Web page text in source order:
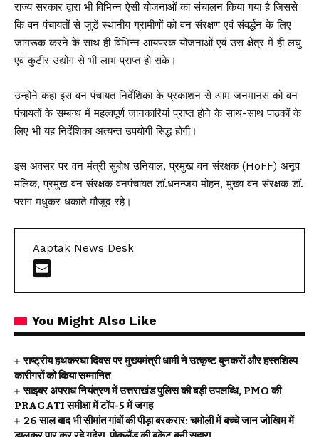
राज्य सरकार द्वारा भी विभिन्न ऐसी योजनाओं का संचालन किया गया है जिससे
कि वन पंचायतों से जुडें स्थानीय ग्रामीणों को वन संरक्षण एवं संवर्द्धन के लिए
जागरूक करने के साथ ही विभिन्न आयपरक योजनाओं एवं उस क्षेत्र में ही लघु
एवं कुटीर उद्योग से भी लाभ प्राप्त हो सके।
उन्होंने कहा इस वन पंचायत निर्देशिका के प्रकाशन से आम जनमानस को वन
पंचायतों के सम्बन्ध में महत्वपूर्ण जानकारियां प्राप्त होने के साथ-साथ पाठकों के
लिए भी यह निर्देशिका अत्यन्त उपयोगी सिद्ध होगी।
इस अवसर पर वन मंत्री सुबोध उनियाल, प्रमुख वन संरक्षक (HoFF) अनूप
मलिक, प्रमुख वन संरक्षक वनपंचायत डॉ.धनन्जय मोहन, मुख्य वन संरक्षक डॉ.
पराग मधुकर धकाते मौजूद रहे।
Aaptak News Desk
You Might Also Like
राष्ट्रीय हथकरघा दिवस पर मुख्यमंत्री धामी ने उत्कृष्ट बुनकरों और हस्तशिल्प
कारीगरों को किया सम्मानित
साइबर अपराध नियंत्रण में उत्तराखंड पुलिस की बड़ी उपलब्धि, PMO की
PRAGATI समीक्षा में टॉप-5 में जगह
26 साल बाद भी सीमांत गांवों की पीड़ा बरकरार: चमोली में बच्चे जान जोखिम में